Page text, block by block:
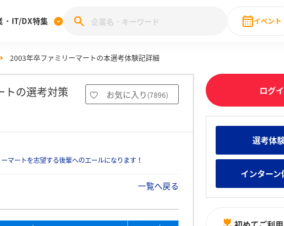
験記投稿キャンペーン
業就職ブランド調査
みんなの新卒就職人気企業ランキング
・IT/DX特集
28卒 IT・DX現場社員インタビュー
イベント
2003年卒ファミリーマートの本選考体験記詳細
トの選考対策 お気に入り (7896)
マートを志望する後輩へのエールになります！
一覧へ戻る
ログ
選考体
インター